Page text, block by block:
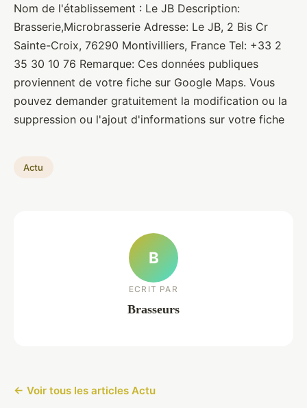
Le JB
Brasseurs•10 janvier 2022•1 min de lecture
Nom de l'établissement : Le JB Description:
Brasserie,Microbrasserie Adresse: Le JB, 2 Bis Cr
Sainte-Croix, 76290 Montivilliers, France Tel: +33 2
35 30 10 76 Remarque: Ces données publiques
proviennent de votre fiche sur Google Maps. Vous
pouvez demander gratuitement la modification ou la
suppression ou l'ajout d'informations sur votre fiche
Actu
B
ECRIT PAR
Brasseurs
← Voir tous les articles Actu